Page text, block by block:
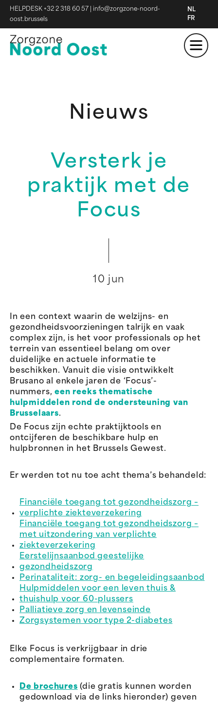
HELPDESK +32 2 318 60 57
info@zorgzone-noord-
oost.brussels
NL
FR
Nieuws
Versterk je
praktijk met de
Focus
10 jun
In een context waarin de welzijns- en
gezondheidsvoorzieningen talrijk en vaak
complex zijn, is het voor professionals op het
terrein van essentieel belang om over
duidelijke en actuele informatie te
beschikken. Vanuit die visie ontwikkelt
Brusano al enkele jaren de ‘Focus’-
nummers,een reeks thematische
hulpmiddelen rond de ondersteuning van
Brusselaars.
De Focus zijn echte praktijktools en
ontcijferen de beschikbare hulp en
hulpbronnen in het Brussels Gewest.
Er werden tot nu toe acht thema’s behandeld:
Financiële toegang tot gezondheidszorg –
verplichte ziekteverzekering
Financiële toegang tot gezondheidszorg –
met uitzondering van verplichte
ziekteverzekering
Eerstelijnsaanbod geestelijke
gezondheidszorg
Perinataliteit: zorg- en begeleidingsaanbod
Hulpmiddelen voor een leven thuis &
thuishulp voor 60-plussers
Palliatieve zorg en levenseinde
Zorgsystemen voor type 2-diabetes
Elke Focus is verkrijgbaar in drie
complementaire formaten.
De brochures (die gratis kunnen worden
gedownload via de links hieronder) geven